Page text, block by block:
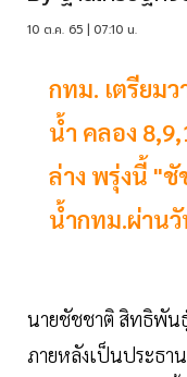
10 ต.ค. 65 | 07:10 น.
กทม. เตรียม
น้ำ คลอง
ล่าง พรุ่งนี้ "
น้ำกทม.ผ่าน
นายชัชชาติ สิทธิพัน
ภายหลังเป็นประธา